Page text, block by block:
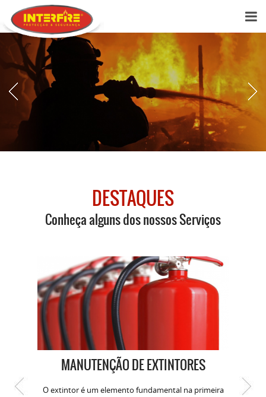
DESTAQUES
Conheça alguns dos nossos Serviços
MANUTENÇÃO DE EXTINTORES
O extintor é um elemento fundamental na primeira